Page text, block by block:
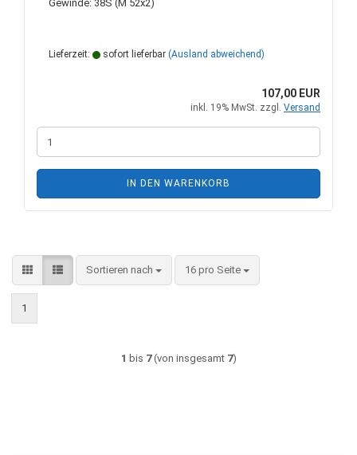
Gewinde: 38S (M 52x2)
Lieferzeit: sofort lieferbar (Ausland abweichend)
107,00 EUR
inkl. 19% MwSt. zzgl. Versand
IN DEN WARENKORB
Sortieren nach
Sortieren nach 16 pro Seite
pro Seite
1
1 bis 7(von insgesamt 7)